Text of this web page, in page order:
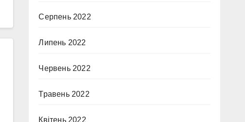
Серпень 2022
Липень 2022
Червень 2022
Травень 2022
Квітень 2022